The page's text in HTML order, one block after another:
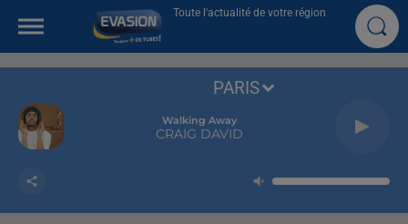
Toute l'actualité de votre région
Walking Away
CRAIG DAVID
PARIS